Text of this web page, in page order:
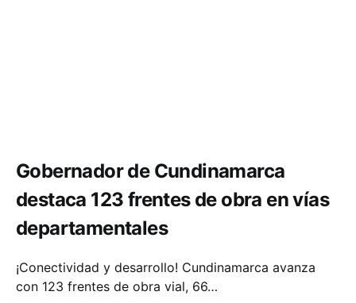
Gobernador de Cundinamarca
destaca 123 frentes de obra en vías
departamentales
¡Conectividad y desarrollo! Cundinamarca avanza
con 123 frentes de obra vial, 66…